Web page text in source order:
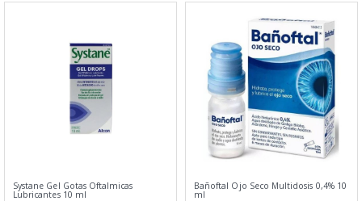
Systane Gel Gotas Oftalmicas
Lubricantes 10 ml
Bañoftal Ojo Seco Multidosis 0,4% 10
ml